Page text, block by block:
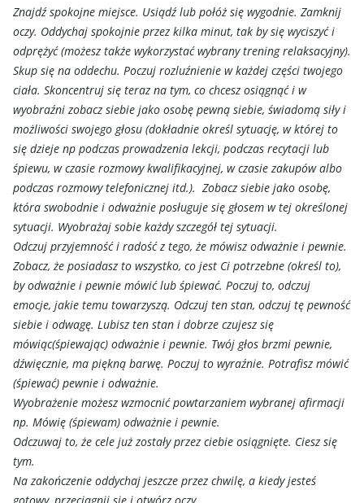
Znajdź spokojne miejsce. Usiądź lub połóż się wygodnie. Zamknij
oczy. Oddychaj spokojnie przez kilka minut, tak by się wyciszyć i
odprężyć (możesz także wykorzystać wybrany trening relaksacyjny).
Skup się na oddechu. Poczuj rozluźnienie w każdej części twojego
ciała. Skoncentruj się teraz na tym, co chcesz osiągnąć i w
wyobraźni zobacz siebie jako osobę pewną siebie, świadomą siły i
możliwości swojego głosu (dokładnie określ sytuację, w której to
się dzieje np podczas prowadzenia lekcji, podczas recytacji lub
śpiewu, w czasie rozmowy kwalifikacyjnej, w czasie zakupów albo
podczas rozmowy telefonicznej itd.). Zobacz siebie jako osobę,
która swobodnie i odważnie posługuje się głosem w tej określonej
sytuacji. Wyobrażaj sobie każdy szczegół tej sytuacji.
Odczuj przyjemność i radość z tego, że mówisz odważnie i pewnie.
Zobacz, że posiadasz to wszystko, co jest Ci potrzebne (określ to),
by odważnie i pewnie mówić lub śpiewać. Poczuj to, odczuj
emocje, jakie temu towarzyszą. Odczuj ten stan, odczuj tę pewność
siebie i odwagę. Lubisz ten stan i dobrze czujesz się
mówiąc(śpiewając) odważnie i pewnie. Twój głos brzmi pewnie,
dźwięcznie, ma piękną barwę. Poczuj to wyraźnie. Potrafisz mówić
(śpiewać) pewnie i odważnie.
Wyobrażenie możesz wzmocnić powtarzaniem wybranej afirmacji
np. Mówię (śpiewam) odważnie i pewnie.
Odczuwaj to, że cele już zostały przez ciebie osiągnięte. Ciesz się
tym.
Na zakończenie oddychaj jeszcze przez chwilę, a kiedy jesteś